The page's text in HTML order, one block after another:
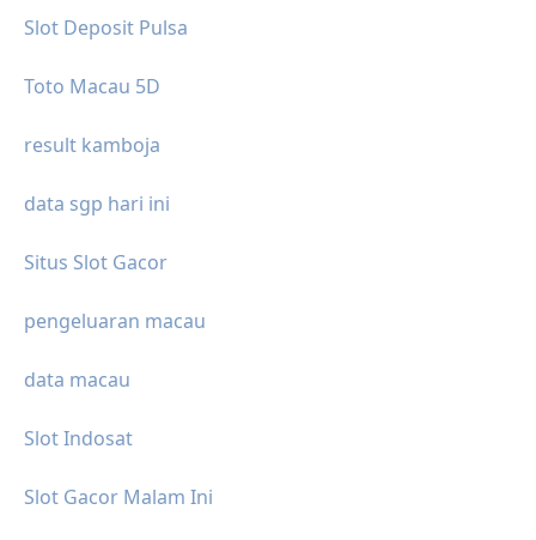
Slot Deposit Pulsa
Toto Macau 5D
result kamboja
data sgp hari ini
Situs Slot Gacor
pengeluaran macau
data macau
Slot Indosat
Slot Gacor Malam Ini